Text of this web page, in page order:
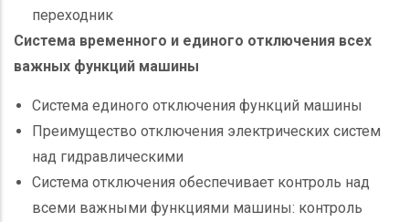
переходник
Система временного и единого отключения всех
важных функций машины
Система единого отключения функций машины
Преимущество отключения электрических систем
над гидравлическими
Система отключения обеспечивает контроль над
всеми важными функциями машины: контроль